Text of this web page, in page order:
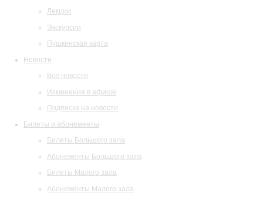
Лекции
Экскурсии
Пушкинская карта
Новости
Все новости
Изменения в афише
Подписка на новости
Билеты и абонементы
Билеты Большого зала
Абонементы Большого зала
Билеты Малого зала
Абонементы Малого зала